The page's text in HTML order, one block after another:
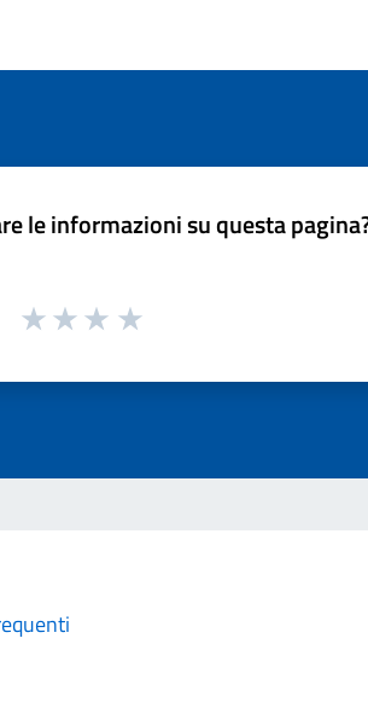
le informazioni su questa